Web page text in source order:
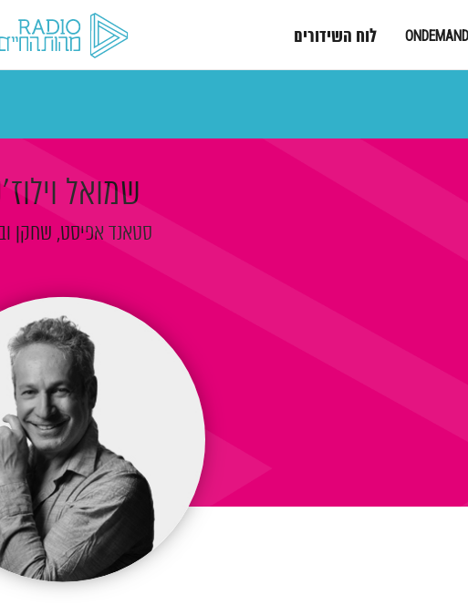
ONDEMAND לוח השידורים
שמואל
סטאנד אפיסט, שחקן